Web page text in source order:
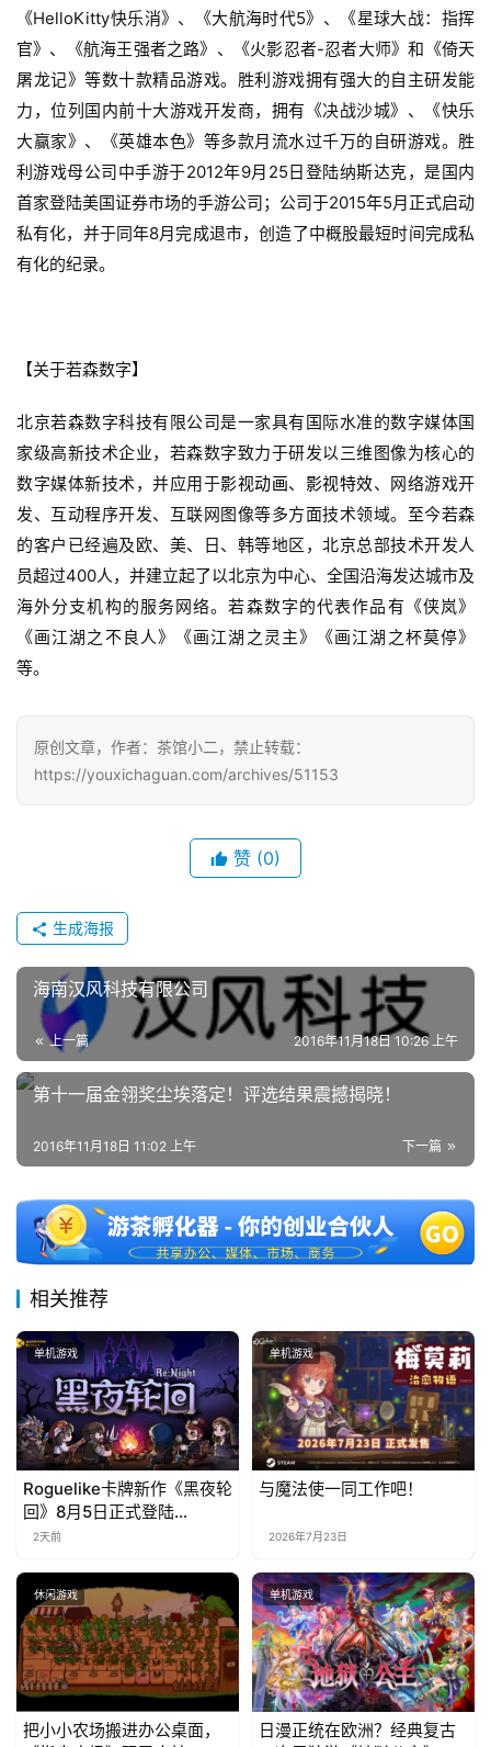
《HelloKitty快乐消》、《大航海时代5》、《星球大战：指挥
官》、《航海王强者之路》、《火影忍者-忍者大师》和《倚天
屠龙记》等数十款精品游戏。胜利游戏拥有强大的自主研发能
力，位列国内前十大游戏开发商，拥有《决战沙城》、《快乐
大赢家》、《英雄本色》等多款月流水过千万的自研游戏。胜
利游戏母公司中手游于2012年9月25日登陆纳斯达克，是国内
首家登陆美国证券市场的手游公司；公司于2015年5月正式启动
私有化，并于同年8月完成退市，创造了中概股最短时间完成私
有化的纪录。
【关于若森数字】
北京若森数字科技有限公司是一家具有国际水准的数字媒体国
家级高新技术企业，若森数字致力于研发以三维图像为核心的
数字媒体新技术，并应用于影视动画、 影视特效、网络游戏开
发、互动程序开发、互联网图像等多方面技术领域。至今若森
的客户已经遍及欧、美、日、韩等地区，北京总部技术开发人
员超过400人，并建立起了以北京为中心、全国沿海发达城市及
海外分支机构的服务网络。若森数字的代表作品有《侠岚》
《画江湖之不良人》《画江湖之灵主》《画江湖之杯莫停》
等。
原创文章，作者：茶馆小二，禁止转载：
https://youxichaguan.com/archives/51153
赞 (0)
生成海报
海南汉风科技有限公司
上一篇 2016年11月18日 10:26 上午
第十一届金翎奖尘埃落定！评选结果震撼揭晓！
下一篇
2016年11月18日 11:02 上午
相关推荐
单机游戏
Roguelike卡牌新作《黑夜轮
回》8月5日正式登陆
Steam，首发9折优惠开启
2天前
单机游戏
与魔法使一同工作吧！
2026年7月23日
休闲游戏
把小小农场搬进办公桌面，
单机游戏
日漫正统在欧洲？经典复古